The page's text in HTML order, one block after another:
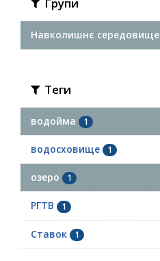
Групи
Навколишнє середовище
Теги
водойма 1
водосховище 1
озеро 1
РГТВ 1
Ставок 1